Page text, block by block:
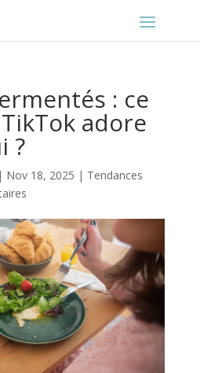
: ce
adore
?
Nov 18, 2025 | Tendances